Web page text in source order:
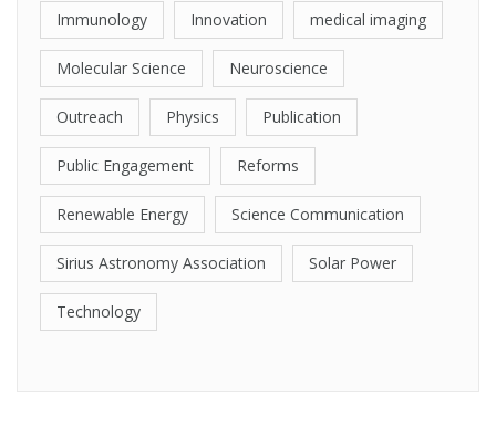
Immunology Innovation medical imaging
Molecular Science Neuroscience
Outreach Physics Publication
Public Engagement Reforms
Renewable Energy Science Communication
Sirius Astronomy Association Solar Power
Technology